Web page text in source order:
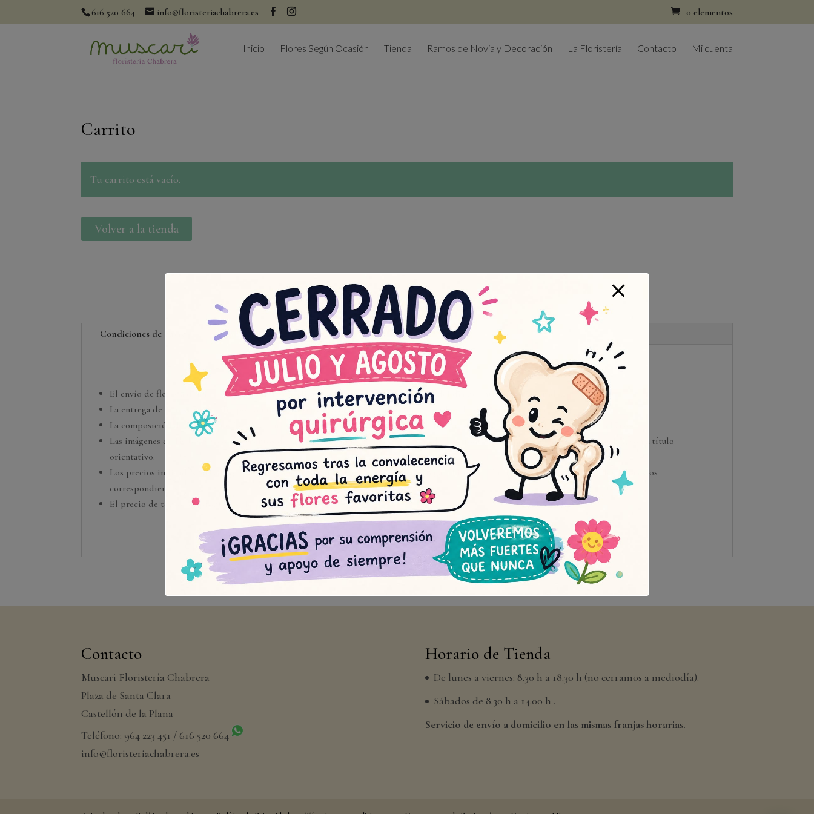
616 520 664 info@floristeriachabrera.es 0 elementos
Inicio Flores Según Ocasión Tienda Ramos de Novia y Decoración La Floristería Contacto Mi cuenta
Carrito
Tu carrito está vacío.
Volver a la tienda
Condiciones de envío Poblaciones de envío
El envío de flores a domicilio en Castellón se realizará durante el horario comercial del día de entrega seleccionado.
La entrega de flores a domicilio por venta online se realizará con un margen de 1 día laboral desde la recepción del pago.
La composición de los trabajos florales, tanto en el color como en el tipo de las flores, puede variar dependiendo de la época del año.
Las imágenes de las bases y complementos de las composiciones florales, así como de los productos extra (cava, bombones, peluche), son a título
orientativo.
Los precios indicados en cada producto son en euros sin incluir los gastos de entrega. El importe final de los encargos incluye los impuestos
correspondientes.
El precio de todos los productos lleva inluido el I.V.A.
Contacto
Muscari Floristería Chabrera
Plaza de Santa Clara
Castellón de la Plana
Teléfono: 964 223 451 / 616 520 664
info@floristeriachabrera.es
Horario de Tienda
De lunes a viernes: 8.30 h a 18.30 h (no cerramos a mediodía).
Sábados de 8.30 h a 14.00 h .
Servicio de envío a domicilio en las mismas franjas horarias.